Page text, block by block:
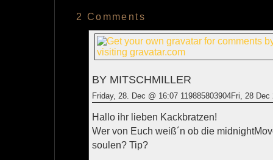
2 Comments
BY MITSCHMILLER
Friday, 28. Dec @ 16:07 119885803904Fri, 28
Hallo ihr lieben Kackbratzen!
Wer von Euch weiß´n ob die
soulen? Tip?